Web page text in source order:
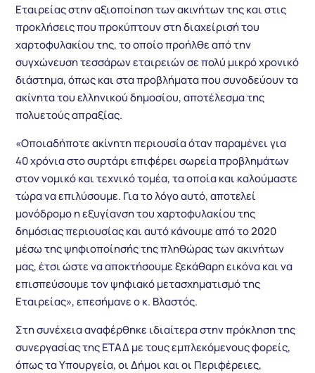
Εταιρείας στην αξιοποίηση των ακινήτων της και στις
προκλήσεις που προκύπτουν στη διαχείρισή του
χαρτοφυλακίου της, το οποίο προήλθε από την
συγχώνευση τεσσάρων εταιρειών σε πολύ μικρό χρονικό
διάστημα, όπως και στα προβλήματα που συνοδεύουν τα
ακίνητα του ελληνικού δημοσίου, αποτέλεσμα της
πολυετούς απραξίας.
«Οποιαδήποτε ακίνητη περιουσία όταν παραμένει για
40 χρόνια στο συρτάρι επιφέρει σωρεία προβλημάτων
στον νομικό και τεχνικό τομέα, τα οποία και καλούμαστε
τώρα να επιλύσουμε. Για το λόγο αυτό, αποτελεί
μονόδρομο η εξυγίανση του χαρτοφυλακίου της
δημόσιας περιουσίας και αυτό κάνουμε από το 2020
μέσω της ψηφιοποίησής της πληθώρας των ακινήτων
μας, έτσι ώστε να αποκτήσουμε ξεκάθαρη εικόνα και να
επισπεύσουμε τον ψηφιακό μετασχηματισμό της
Εταιρείας», επεσήμανε ο κ. Βλαστός.
Στη συνέχεια αναφέρθηκε ιδιαίτερα στην πρόκληση της
συνεργασίας της ΕΤΑΔ με τους εμπλεκόμενους φορείς,
όπως τα Υπουργεία, οι Δήμοι και οι Περιφέρειες,